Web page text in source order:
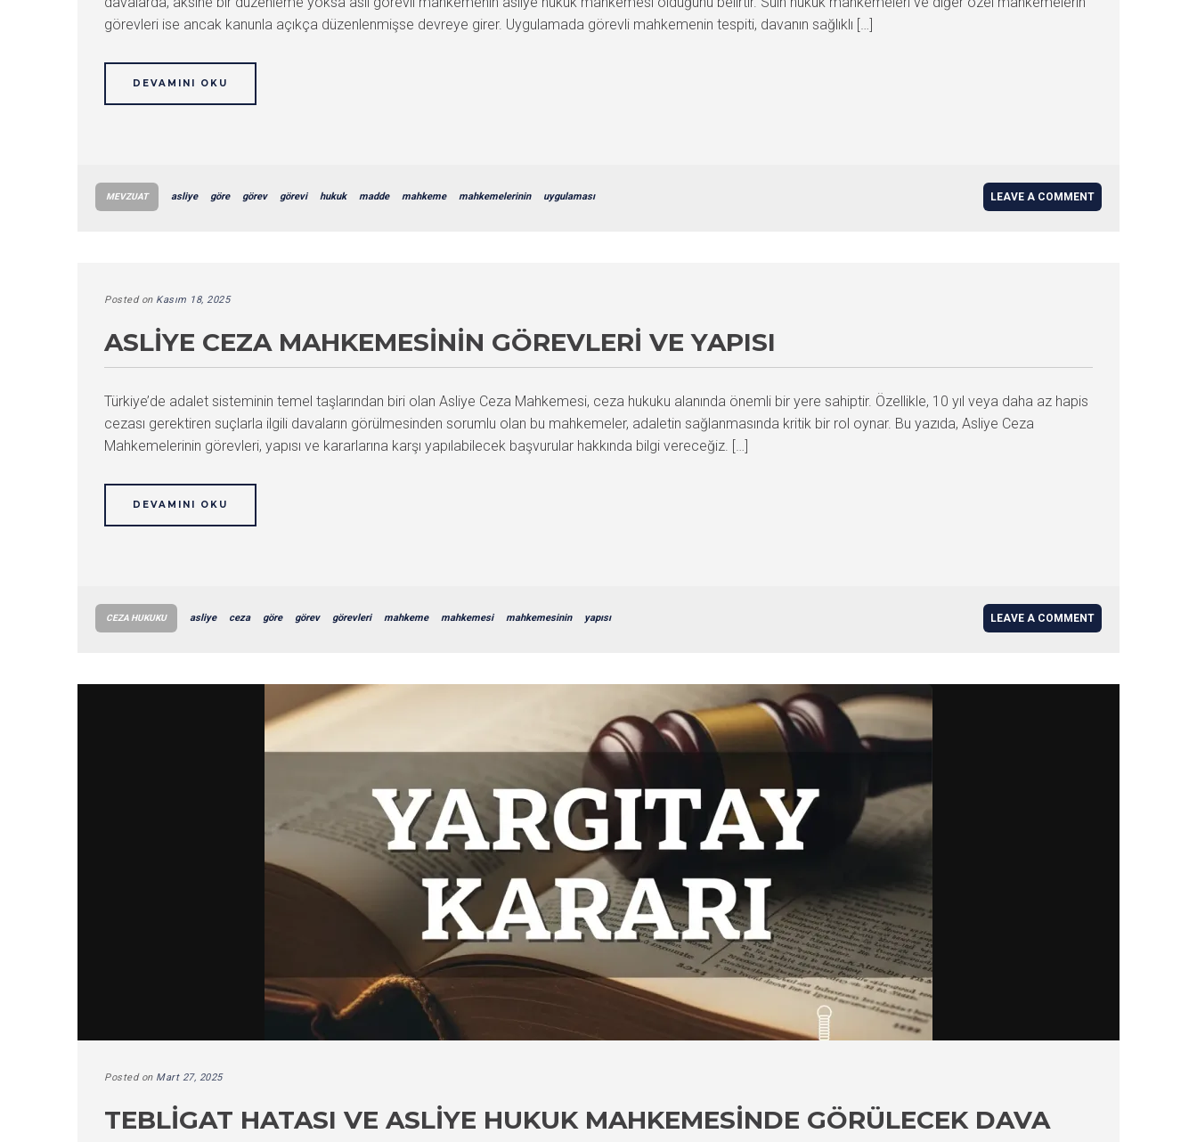
görevleri ise ancak kanunla açıkça düzenlenmişse devreye girer. Uygulamada görevli mahkemenin tespiti, davanın sağlıklı […]
DEVAMINI OKU
MEVZUAT asliye göre görev görevi hukuk madde mahkeme mahkemelerinin uygulaması LEAVE A COMMENT
Posted on Kasım 18, 2025
ASLIYE CEZA MAHKEMESININ GÖREVLERI VE YAPISI
Türkiye’de adalet sisteminin temel taşlarından biri olan Asliye Ceza Mahkemesi, ceza hukuku alanında önemli bir yere sahiptir. Özellikle, 10 yıl veya daha az hapis
cezası gerektiren suçlarla ilgili davaların görülmesinden sorumlu olan bu mahkemeler, adaletin sağlanmasında kritik bir rol oynar. Bu yazıda, Asliye Ceza
Mahkemelerinin görevleri, yapısı ve kararlarına karşı yapılabilecek başvurular hakkında bilgi vereceğiz. […]
DEVAMINI OKU
CEZA HUKUKU asliye ceza göre görev görevleri mahkeme mahkemesi mahkemesinin yapısı LEAVE A COMMENT
Posted on Mart 27, 2025
TEBLIGAT HATASI VE ASLIYE HUKUK MAHKEMESINDE GÖRÜLECEK DAVA